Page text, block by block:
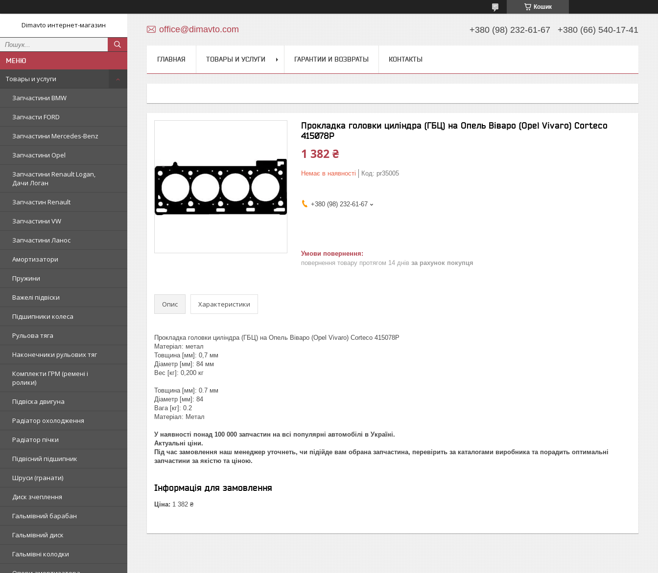
Кошик
Dimavto интернет-магазин
Товары и услуги
Запчастини BMW
Запчасти FORD
Запчастини Mercedes-Benz
Запчастини Opel
Запчастини Renault Logan,
Дачи Логан
Запчастин Renault
Запчастини VW
Запчастини Ланос
Амортизатори
Пружини
Важелі підвіски
Підшипники колеса
Рульова тяга
Наконечники рульових тяг
Комплекти ГРМ (ремені і
ролики)
Підвіска двигуна
Радіатор охолодження
Радіатор пічки
Підвісний підшипник
Шруси (гранати)
Диск зчеплення
Гальмівний барабан
Гальмівний диск
Гальмівні колодки
office@dimavto.com +380 (98) 232-61-67 +380 (66) 540-17-41
ГЛАВНАЯ ТОВАРЫ И УСЛУГИ ГАРАНТИИ И ВОЗВРАТЫ КОНТАКТЫ
Прокладка головки циліндра (ГБЦ) на Опель Віваро (Opel Vivaro) Corteco
415078P
1 382 ₴
Немає в наявності Код: pr35005
+380 (98) 232-61-67
повернення товару протягом 14 днів за рахунок покупця
Опис Характеристики
Прокладка головки циліндра (ГБЦ) на Опель Віваро (Opel Vivaro) Corteco 415078P
Матеріал: метал
Товщина [мм]: 0,7 мм
Діаметр [мм]: 84 мм
Вес [кг]: 0,200 кг
Товщина [мм]: 0.7 мм
Діаметр [мм]: 84
Вага [кг]: 0.2
Матеріал: Метал
У наявності понад 100 000 запчастин на всі популярні автомобілі в Україні.
Актуальні ціни.
Під час замовлення наш менеджер уточнеть, чи підійде вам обрана запчастина, перевірить за каталогами виробника та порадить оптимальні
запчастини за якістю та ціною.
Інформація для замовлення
Ціна: 1 382 ₴